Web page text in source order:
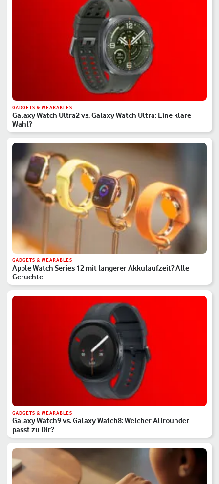
GADGETS & WEARABLES
Galaxy Watch Ultra2 vs. Galaxy Watch Ultra: Eine klare
Wahl?
GADGETS & WEARABLES
Apple Watch Series 12 mit längerer Akkulaufzeit? Alle
Gerüchte
GADGETS & WEARABLES
Galaxy Watch9 vs. Galaxy Watch8: Welcher Allrounder
passt zu Dir?